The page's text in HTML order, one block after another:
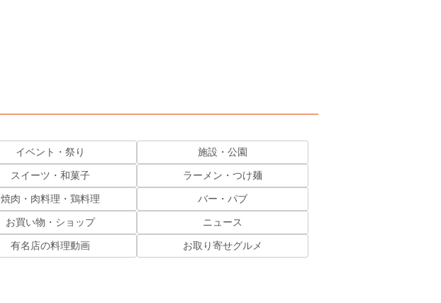
イベント・祭り 施設・公園
スイーツ・和菓子 ラーメン・つけ麺
焼肉・肉料理・鶏料理 バー・パブ
お買い物・ショップ ニュース
有名店の料理動画 お取り寄せグルメ